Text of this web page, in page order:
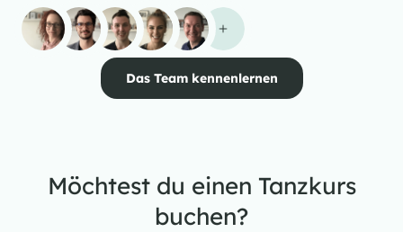
Das Team kennenlernen
Möchtest du einen Tanzkurs
buchen?